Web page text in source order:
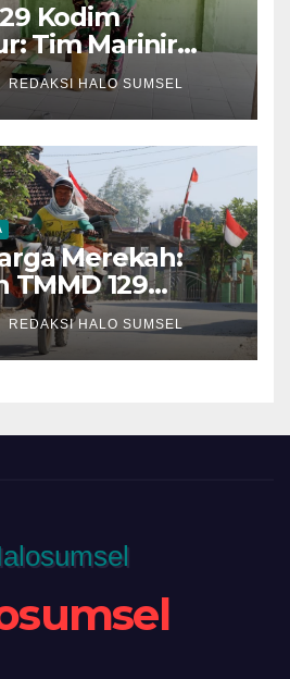
Kodim
Tim Marinir
Dan
Rumah Bapak
Tampilan
Indah Dan
REDAKSI HALO SUMSEL
Merekah:
TMMD 129
di Kesongo
REDAKSI HALO SUMSEL